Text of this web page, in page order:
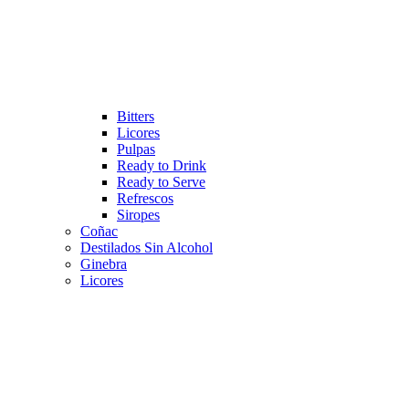
Bitters
Licores
Pulpas
Ready to Drink
Ready to Serve
Refrescos
Siropes
Coñac
Destilados Sin Alcohol
Ginebra
Licores